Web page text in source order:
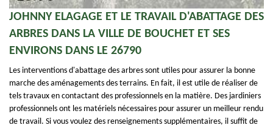
JOHNNY ELAGAGE ET LE TRAVAIL D'ABATTAGE DES
ARBRES DANS LA VILLE DE BOUCHET ET SES
ENVIRONS DANS LE 26790
Les interventions d'abattage des arbres sont utiles pour assurer la bonne
marche des aménagements des terrains. En fait, il est utile de réaliser de
tels travaux en contactant des professionnels en la matière. Des jardiniers
professionnels ont les matériels nécessaires pour assurer un meilleur rendu
de travail. Si vous voulez des renseignements supplémentaires, il suffit de